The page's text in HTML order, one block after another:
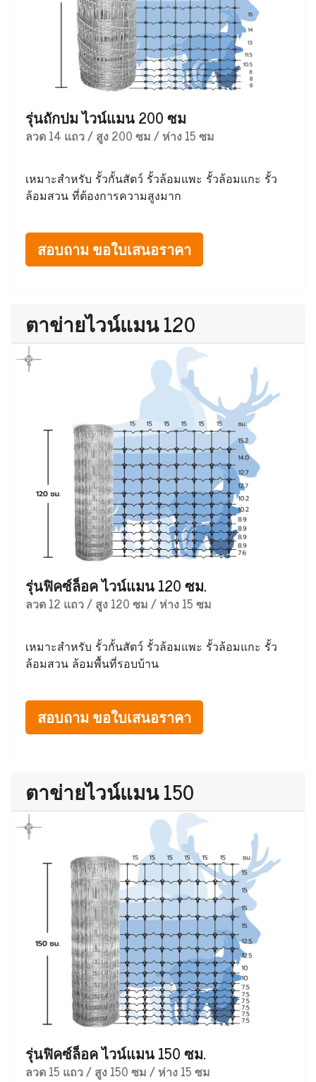
รุ่นถักปม ไวน์แมน 200 ซม
ลวด 14 แถว / สูง 200 ซม / ห่าง 15 ซม
เหมาะสำหรับ รั้วกั้นสัตว์ รั้วล้อมแพะ รั้วล้อมแกะ รั้ว
ล้อมสวน ที่ต้องการความสูงมาก
สอบถาม ขอใบเสนอราคา
ตาข่ายไวน์แมน 120
รุ่นฟิคซ์ล็อค ไวน์แมน 120 ซม.
ลวด 12 แถว / สูง 120 ซม / ห่าง 15 ซม
เหมาะสำหรับ รั้วกั้นสัตว์ รั้วล้อมแพะ รั้วล้อมแกะ รั้ว
ล้อมสวน ล้อมพื้นที่รอบบ้าน
สอบถาม ขอใบเสนอราคา
ตาข่ายไวน์แมน 150
รุ่นฟิคซ์ล็อค ไวน์แมน 150 ซม.
ลวด 15 แถว / สูง 150 ซม / ห่าง 15 ซม